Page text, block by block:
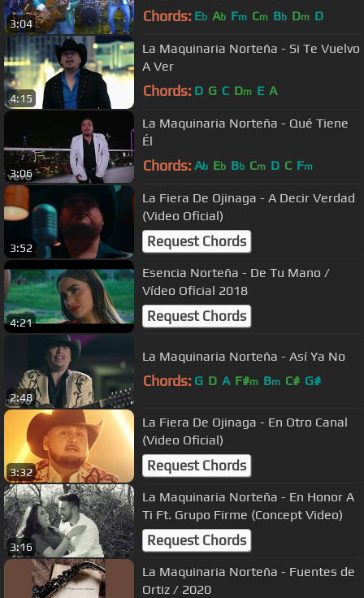
3:04 Chords: Eb Ab Fm Cm Bb Dm D
4:15
La Maquinaria Norteña - Si Te Vuelvo
A Ver
Chords: D G C Dm E A
3:06
La Maquinaria Norteña - Qué Tiene
Él
Chords: Ab Eb Bb Cm D C Fm
3:52
La Fiera De Ojinaga - A Decir Verdad
(Video Oficial)
Request Chords
4:21
Esencia Norteña - De Tu Mano /
Vídeo Oficial 2018
Request Chords
2:48
La Maquinaria Norteña - Así Ya No
Chords: G D A F#m Bm C# G#
3:32
La Fiera De Ojinaga - En Otro Canal
(Video Oficial)
Request Chords
3:16
La Maquinaria Norteña - En Honor A
Ti Ft. Grupo Firme (Concept Video)
Request Chords
La Maquinaria Norteña - Fuentes de
Ortiz / 2020